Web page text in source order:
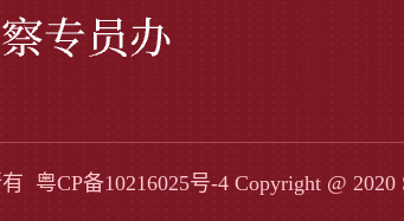
粤CP备10216025号-4 Copyright @ 2020